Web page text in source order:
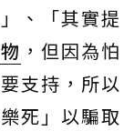
、「其實提
，但因為怕
支持，所以
死」以騙取